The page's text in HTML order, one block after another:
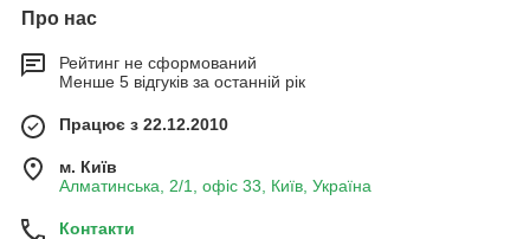
Про нас
Рейтинг не сформований
Менше 5 відгуків за останній рік
Працює з 22.12.2010
м. Київ
Алматинська, 2/1, офіс 33, Київ, Україна
Контакти